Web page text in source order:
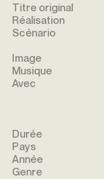
Titre original
Réalisation
Scénario
Image
Musique
Avec
Durée
Pays
Année
Genre